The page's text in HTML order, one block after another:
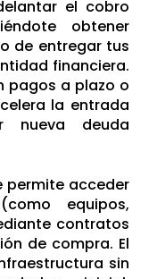
el cobro
obtener
de entregar tus
financiera.
pagos a plazo o
la entrada
nueva deuda
permite acceder
equipos,
contratos
de compra. El
sin